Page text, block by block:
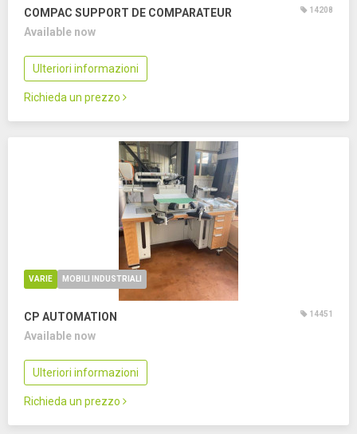
COMPAC SUPPORT DE COMPARATEUR 14208
Available now
Ulteriori informazioni
Richieda un prezzo
VARIE MOBILI INDUSTRIALI
CP AUTOMATION 14451
Available now
Ulteriori informazioni
Richieda un prezzo